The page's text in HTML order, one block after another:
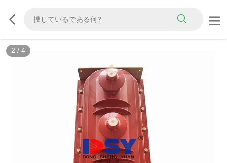
2 / 4